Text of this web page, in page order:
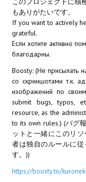
REBalance
Работы Kuroneko
Doom 3 Remaster Fan
X2 - The Threat
Quake III Arena
Star Trek Voyager
Sacred Gold
Red Faction remaster
Aliens versus
もありがたいです。
If you want to actively
grateful.
Если хотите активно
благодарны.
Boosty: (Не присылать
со скриншотами т.к.
изображений по
submit bugs, typos,
resource, as the
to its own rules.) (バグ
ットと一緒にこのリ
者は独自のルールに
す。))
https://boosty.to/